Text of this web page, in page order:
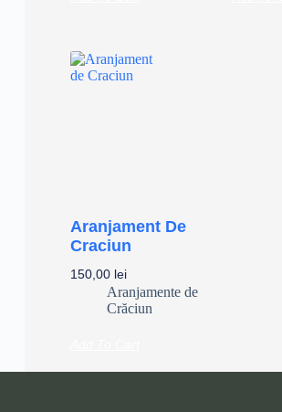
Aranjament De
Craciun
150,00 lei
Aranjamente de
Crăciun